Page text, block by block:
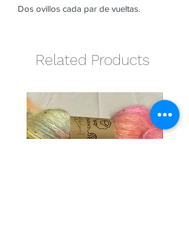
Dos ovillos cada par de vueltas.
Related Products